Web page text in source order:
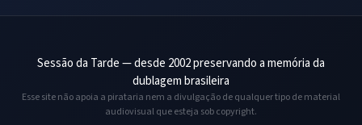
Sessão da Tarde — desde 2002 preservando a memória da
dublagem brasileira
Esse site não apoia a pirataria nem a divulgação de qualquer tipo de material
audiovisual que esteja sob copyright.